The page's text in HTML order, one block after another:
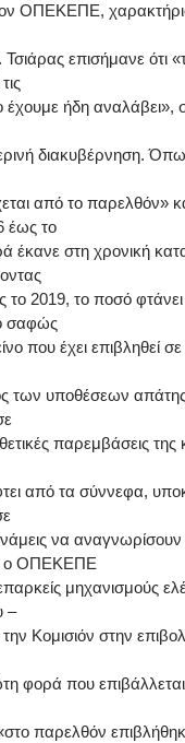
ΟΠΕΚΕΠΕ,
επισήμανε ότι
έχουμε ήδη
διακυβέρνηση.
από το παρελθόν»
έως το
έκανε στη χρονική
το 2019, το ποσό
σαφώς
που έχει επιβληθεί
των υποθέσεων
παρεμβάσεις
από τα σύννεφα,
να αναγνωρίσουν
ο ΟΠΕΚΕΠΕ
μηχανισμούς
–
Κομισιόν στην
φορά που
παρελθόν